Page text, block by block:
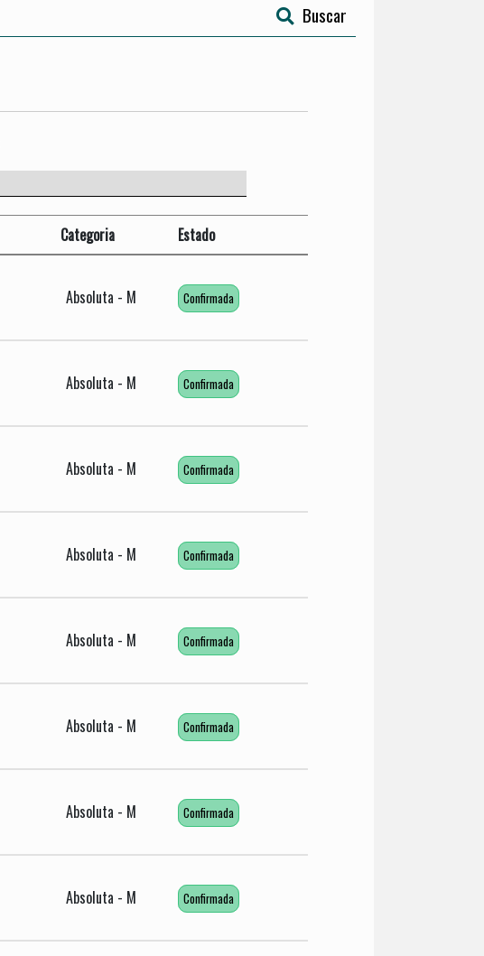
Buscar
Categoria Estado
Absoluta - M Confirmada
Absoluta - M Confirmada
Absoluta - M Confirmada
Absoluta - M Confirmada
Absoluta - M Confirmada
Absoluta - M Confirmada
Absoluta - M Confirmada
Absoluta - M Confirmada